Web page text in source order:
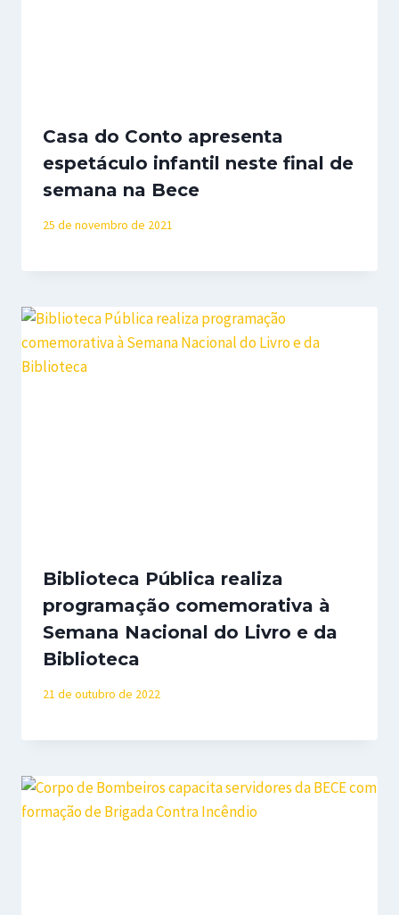
Casa do Conto apresenta
espetáculo infantil neste final de
semana na Bece
25 de novembro de 2021
Biblioteca Pública realiza
programação comemorativa à
Semana Nacional do Livro e da
Biblioteca
21 de outubro de 2022